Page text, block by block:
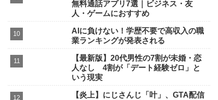
無料通話アプリ7選｜ビジネス・友
人・ゲームにおすすめ
AIに負けない！学歴不要で高収入の職
業ランキングが発表される
【最新版】20代男性の7割が未婚・恋
人なし 4割が「デート経験ゼロ」と
いう現実
【炎上】にじさんじ「叶」、GTA配信